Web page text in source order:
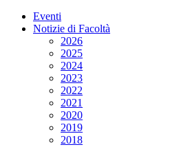
Eventi
Notizie di Facoltà
2026
2025
2024
2023
2022
2021
2020
2019
2018